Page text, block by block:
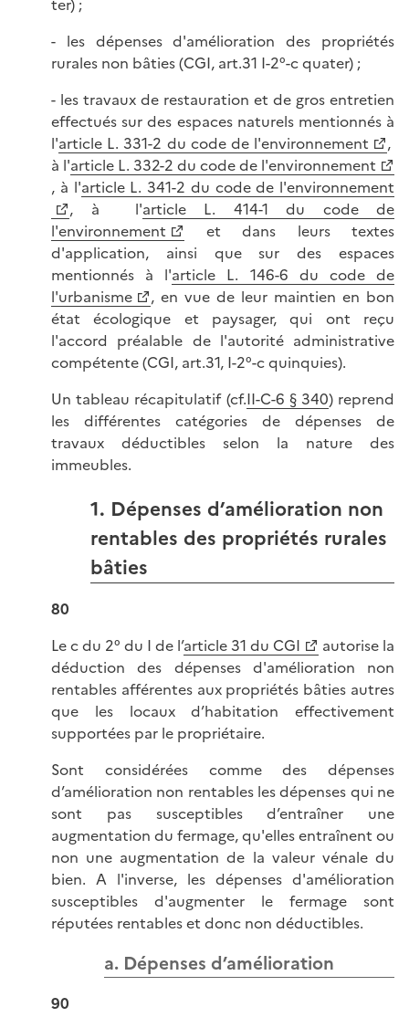
ter) ;
- les dépenses d'amélioration des propriétés
rurales non bâties (CGI, art.31 I-2°-c quater) ;
- les travaux de restauration et de gros entretien
effectués sur des espaces naturels mentionnés à
l'article L. 331-2 du code de l'environnement
,
à l'article L. 332-2 du code de l'environnement
, à l'article L. 341-2 du code de l'environnement
, à l'article L. 414-1 du code de
l'environnement
et dans leurs textes
d'application, ainsi que sur des espaces
mentionnés à l'article L. 146-6 du code de
l'urbanisme
, en vue de leur maintien en bon
état écologique et paysager, qui ont reçu
l'accord préalable de l'autorité administrative
compétente (CGI, art.31, I-2°-c quinquies).
Un tableau récapitulatif (cf.II-C-6 § 340) reprend
les différentes catégories de dépenses de
travaux déductibles selon la nature des
immeubles.
1. Dépenses d’amélioration non
rentables des propriétés rurales
bâties
80
Le c du 2° du I de l’article 31 du CGI
autorise la
déduction des dépenses d'amélioration non
rentables afférentes aux propriétés bâties autres
que les locaux d’habitation effectivement
supportées par le propriétaire.
Sont considérées comme des dépenses
d’amélioration non rentables les dépenses qui ne
sont pas susceptibles d’entraîner une
augmentation du fermage, qu'elles entraînent ou
non une augmentation de la valeur vénale du
bien. A l'inverse, les dépenses d'amélioration
susceptibles d'augmenter le fermage sont
réputées rentables et donc non déductibles.
a. Dépenses d’amélioration
90